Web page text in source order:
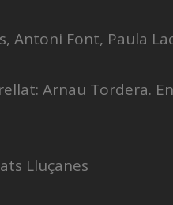
Antoni Font, Paula
Arnau Tordera.
Lluçanes